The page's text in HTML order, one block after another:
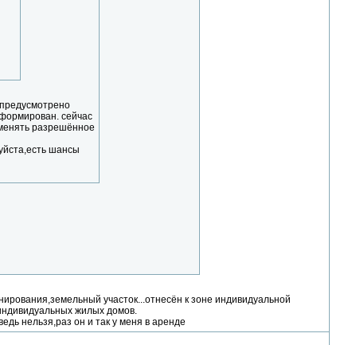
сейчас
разрешённое
шансы
участок...отнесён к зоне индивидуальной
жилых домов.
нельзя,раз он и так у меня в аренде